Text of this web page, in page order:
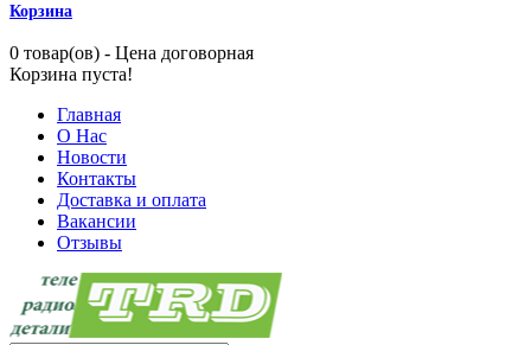
Корзина
0 товар(ов) - Цена договорная
Корзина пуста!
Главная
О Нас
Новости
Контакты
Доставка и оплата
Вакансии
Отзывы